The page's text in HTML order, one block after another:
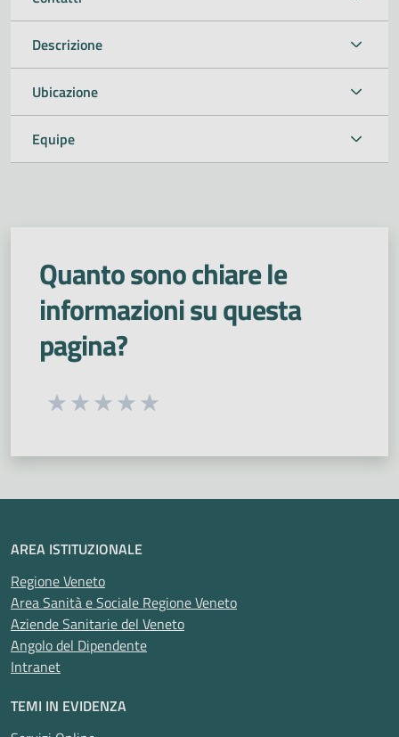
Descrizione
Ubicazione
Equipe
Quanto sono chiare le
informazioni su questa
pagina?
Seleziona una valutazione da 1 a 5 stelle
AREA ISTITUZIONALE
Regione Veneto
Area Sanità e Sociale Regione Veneto
Aziende Sanitarie del Veneto
Angolo del Dipendente
Intranet
TEMI IN EVIDENZA